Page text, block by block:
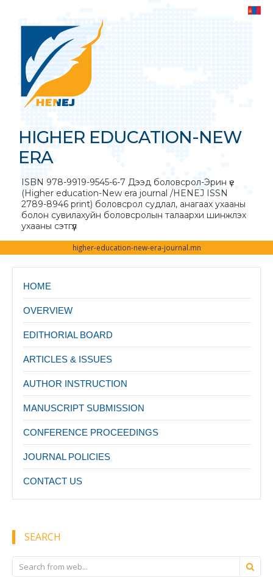
HIGHER EDUCATION-NEW
ERA
ISBN 978-9919-9545-6-7 Дээд боловсрол-Эрин үе
(Higher education-New era journal /HENEJ ISSN
2789-8946 print) боловсрол судлал, анагаах ухааны
болон сувилахуйн боловсролын талаархи шинжлэх
ухааны сэтгүүл
higher-education-new-era-journal.mn
HOME
OVERVIEW
EDITHORIAL BOARD
ARTICLES & ISSUES
AUTHOR INSTRUCTION
MANUSCRIPT SUBMISSION
CONFERENCE PROCEEDINGS
JOURNAL POLICIES
CONTACT US
SEARCH